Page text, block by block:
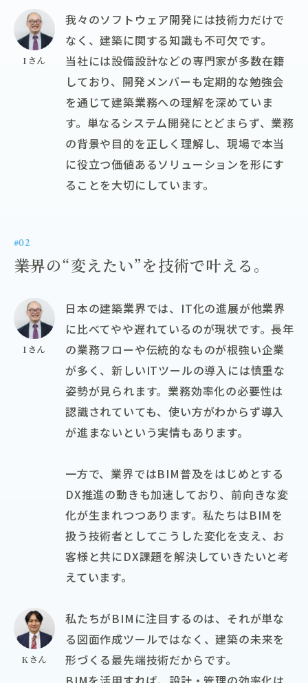
Iさん
我々のソフトウェア開発には技術力だけで
なく、建築に関する知識も不可欠です。
当社には設備設計などの専門家が多数在籍
しており、開発メンバーも定期的な勉強会
を通じて建築業務への理解を深めていま
す。単なるシステム開発にとどまらず、業務
の背景や目的を正しく理解し、現場で本当
に役立つ価値あるソリューションを形にす
ることを大切にしています。
#02
――業界の“変えたい”を技術で叶える。
Iさん
日本の建築業界では、IT化の進展が他業界
に比べてやや遅れているのが現状です。長年
の業務フローや伝統的なものが根強い企業
が多く、新しいITツールの導入には慎重な
姿勢が見られます。業務効率化の必要性は
認識されていても、使い方がわからず導入
が進まないという実情もあります。
一方で、業界ではBIM普及をはじめとする
DX推進の動きも加速しており、前向きな変
化が生まれつつあります。私たちはBIMを
扱う技術者としてこうした変化を支え、お
客様と共にDX課題を解決していきたいと考
えています。
Kさん
私たちがBIMに注目するのは、それが単な
る図面作成ツールではなく、建築の未来を
形づくる最先端技術だからです。